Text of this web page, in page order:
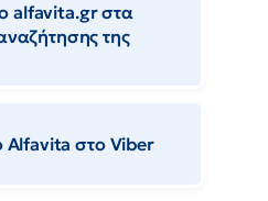
alfavita.gr στα
της
Αlfavita στο Viber